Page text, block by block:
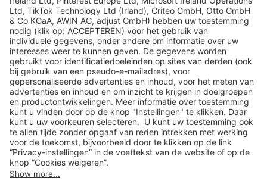
Veilig winkelen
Klantenservice
Shop
Acties